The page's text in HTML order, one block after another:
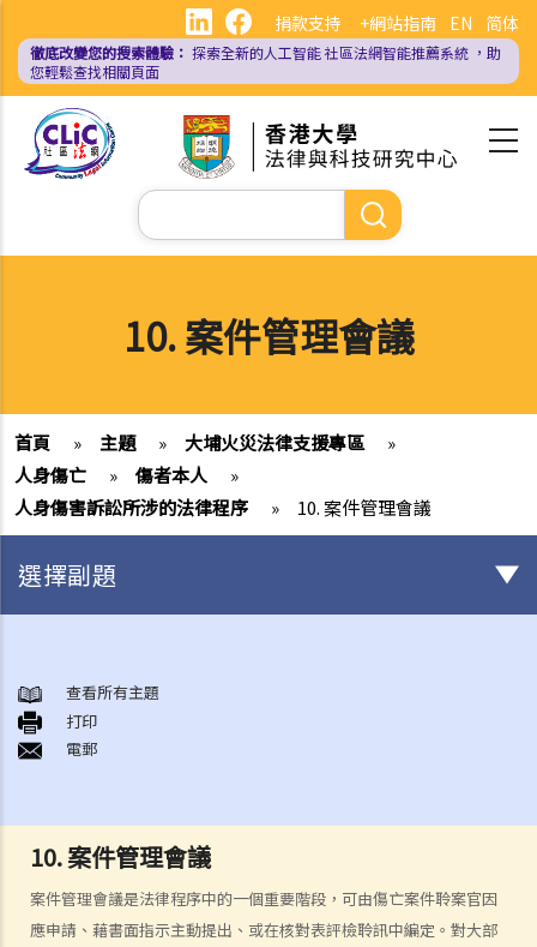
內
EN 简体
捐款支持 +網站指南
徹底改變您的搜索體驗： 探索全新的人工智能社區法網智能推薦系統 ，助
您輕鬆查找相關頁面
Search
10. 案件管理會議
首頁 » 主題 » 大埔火災法律支援專區
»
人身傷亡
» 傷者本人
»
人身傷害訴訟所涉的法律程序
» 10. 案件管理會議
10.案件管理會議
案件管理會議是法律程序中的一個重要階段，可由傷亡案件聆案官因
應申請、藉書面指示主動提出、或在核對表評檢聆訊中編定。對大部
選擇副題
A. 火葬
B. 骨灰安置所（靈灰安置所）
C. 土葬
E. 骨灰撒海
F. 遺體／骨殖／骨灰出入香港
人身傷亡
傷者本人
查看所有主題
打印
電郵